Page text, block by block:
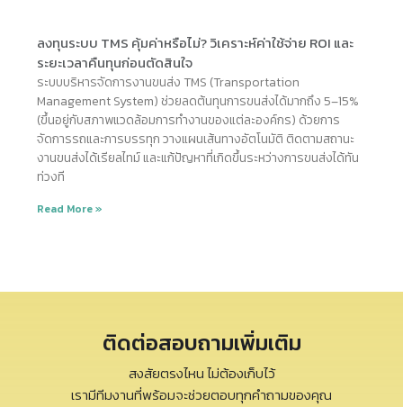
ลงทุนระบบ TMS คุ้มค่าหรือไม่? วิเคราะห์ค่าใช้จ่าย ROI และ
ระยะเวลาคืนทุนก่อนตัดสินใจ
ระบบบริหารจัดการงานขนส่ง TMS (Transportation
Management System) ช่วยลดต้นทุนการขนส่งได้มากถึง 5–15%
(ขึ้นอยู่กับสภาพแวดล้อมการทำงานของแต่ละองค์กร) ด้วยการ
จัดการรถและการบรรทุก วางแผนเส้นทางอัตโนมัติ ติดตามสถานะ
งานขนส่งได้เรียลไทม์ และแก้ปัญหาที่เกิดขึ้นระหว่างการขนส่งได้ทัน
ท่วงที
Read More »
ติดต่อสอบถามเพิ่มเติม
สงสัยตรงไหน ไม่ต้องเก็บไว้
เรามีทีมงานที่พร้อมจะช่วยตอบทุกคำถามของคุณ